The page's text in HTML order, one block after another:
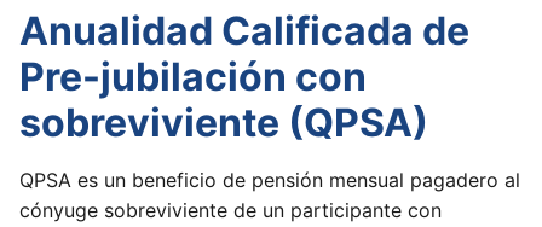
Anualidad Calificada de
Pre-jubilación con
sobreviviente (QPSA)
QPSA es un beneficio de pensión mensual pagadero al
cónyuge sobreviviente de un participante con